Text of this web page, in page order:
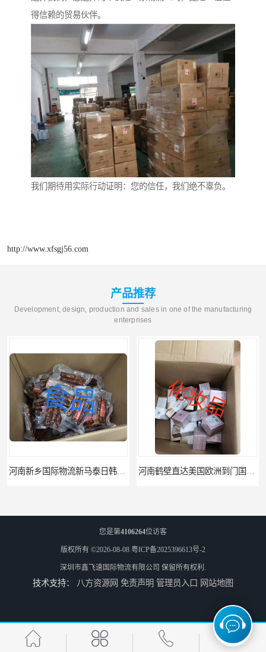
得信赖的贸易伙伴。
我们期待用实际行动证明：您的信任，我们绝不辜负。
http://www.xfsgj56.com
产品推荐
Development, design, production and sales in one of the manufacturing
enterprises
河南鹤壁美森快船美国FBA专线海运国际物流双清包税 河南安阳欧美日加FBA空海运入仓DHL快递代理当日提取
您是第4106264位访客
版权所有 ©2026-08-08 粤ICP备2025396613号-2
深圳市鑫飞速国际物流有限公司 保留所有权利.
技术支持： 八方资源网 免责声明 管理员入口 网站地图